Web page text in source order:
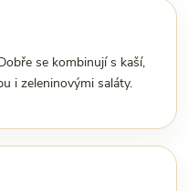
se kombinují s kaší,
i zeleninovými saláty.